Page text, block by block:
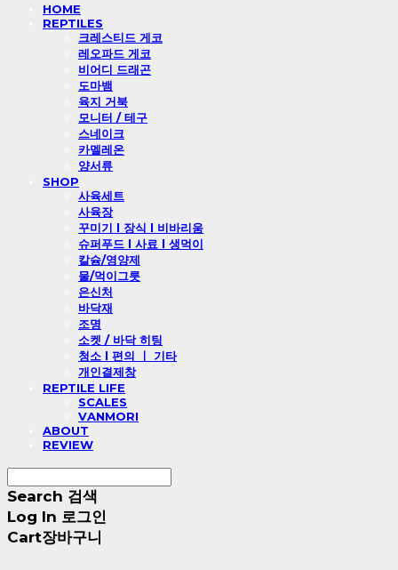
HOME
REPTILES
크레스티드 게코
레오파드 게코
비어디 드래곤
도마뱀
육지 거북
모니터 / 테구
스네이크
카멜레온
양서류
SHOP
사육세트
사육장
꾸미기 l 장식 l 비바리움
슈퍼푸드 l 사료 l 생먹이
칼슘/영양제
물/먹이그릇
은신처
바닥재
조명
소켓 / 바닥 히팅
청소 l 편의 ㅣ 기타
개인결제창
REPTILE LIFE
SCALES
VANMORI
ABOUT
REVIEW
Search 검색
Log In 로그인
Cart장바구니